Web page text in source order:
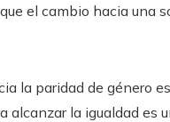
el cambio hacia una
la paridad de género
alcanzar la igualdad es